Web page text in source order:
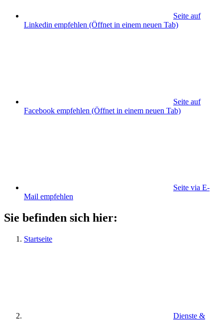
Seite auf
Linkedin empfehlen (Öffnet in einem neuen Tab)
Seite auf
Facebook empfehlen (Öffnet in einem neuen Tab)
Seite via E-
Mail empfehlen
Sie befinden sich hier:
Startseite
Dienste &